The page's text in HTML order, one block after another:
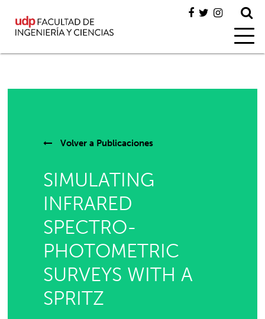
Volver a Publicaciones
SIMULATING
INFRARED
SPECTRO-
PHOTOMETRIC
SURVEYS WITH A
SPRITZ